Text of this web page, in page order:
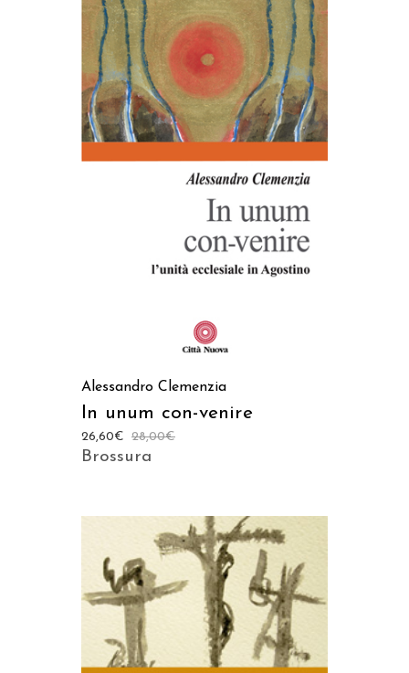
AGGIUNGI AL CARRELLO
Alessandro Clemenzia
In unum con-venire
28,00€
26,60€
Brossura